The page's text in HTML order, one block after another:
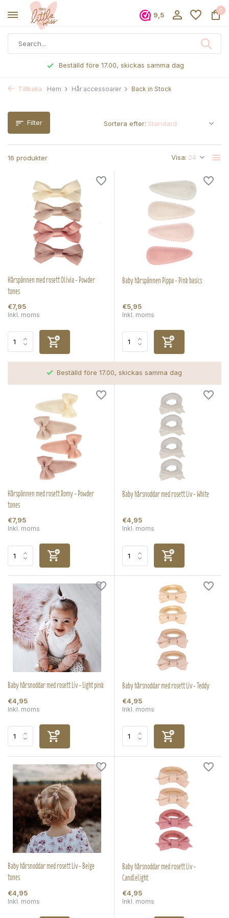
9,5
0
Beställd före 17.00, skickas samma dag
Tillbaka Hem Hår accessoarer Back in Stock
Filter
16 produkter Visa:
Sortera efter:
Hårspännen med rosett Olivia - Powder
tones
€7,95
Inkl. moms
Baby hårspännen Pippa - Pink basics
€5,95
Inkl. moms
Beställd före 17.00, skickas samma dag
Hårspännen med rosett Romy - Powder
tones
€7,95
Inkl. moms
Baby hårsnoddar med rosett Liv - White
€4,95
Inkl. moms
Baby hårsnoddar med rosett Liv - Light pink
€4,95
Inkl. moms
Baby hårsnoddar med rosett Liv - Teddy
€4,95
Inkl. moms
Baby hårsnoddar med rosett Liv - Beige
tones
€4,95
Inkl. moms
Baby hårsnoddar med rosett Liv -
Candlelight
€4,95
Inkl. moms